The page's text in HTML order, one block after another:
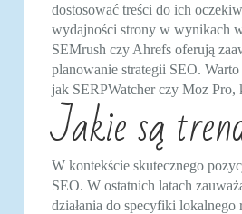
dostosować treści do ich
wydajności strony w wynikach
SEMrush czy Ahrefs oferują
planowanie strategii SEO.
jak SERPWatcher czy Moz Pro,
Jakie są
W kontekście skutecznego
SEO. W ostatnich latach
działania do specyfiki